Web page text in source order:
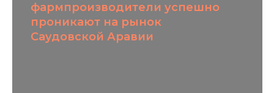
фармпроизводители успешно
проникают на рынок
Саудовской Аравии